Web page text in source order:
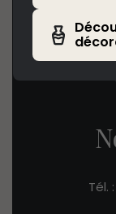
de 7h
Tél.